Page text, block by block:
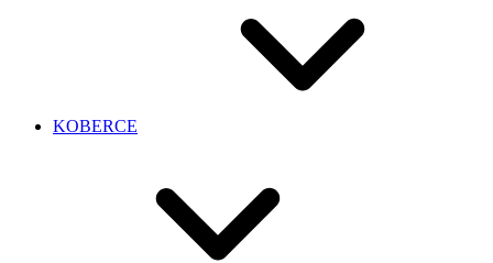
KOBERCE